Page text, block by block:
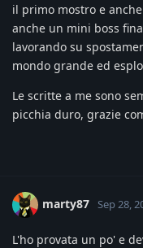
il primo mostro e
anche un mini boss
lavorando su
mondo grande ed
Le scritte a me sono
picchia duro, grazie
marty87 Sep 28,
L'ho provata un po' e